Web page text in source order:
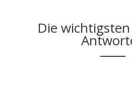
Die